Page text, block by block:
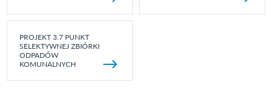
PROJEKT 3.7 PUNKT
SELEKTYWNEJ ZBIÓRKI
ODPADÓW
KOMUNALNYCH